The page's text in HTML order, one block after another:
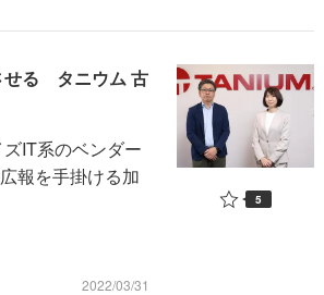
せる タニウム 古
IT系のベンダー
報を手掛ける加
2022/03/31
5